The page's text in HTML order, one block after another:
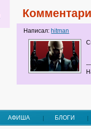
Написал: hitman
АФИША БЛОГИ